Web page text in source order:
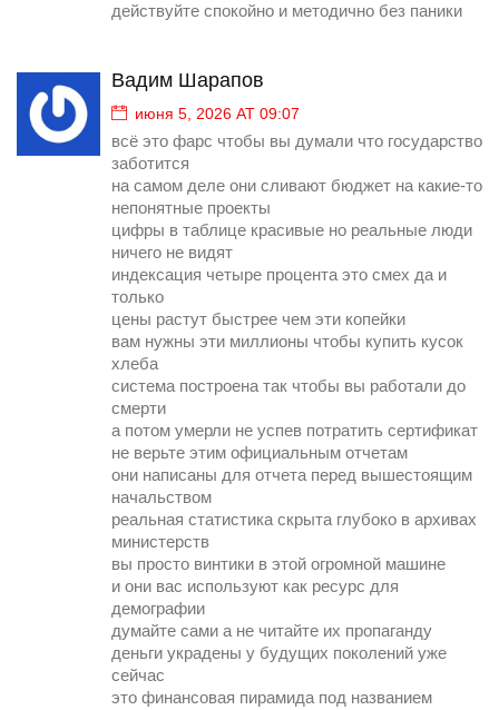
действуйте спокойно и методично без паники
Вадим Шарапов
июня 5, 2026 AT 09:07
всё это фарс чтобы вы думали что государство
заботится
на самом деле они сливают бюджет на какие-то
непонятные проекты
цифры в таблице красивые но реальные люди
ничего не видят
индексация четыре процента это смех да и
только
цены растут быстрее чем эти копейки
вам нужны эти миллионы чтобы купить кусок
хлеба
система построена так чтобы вы работали до
смерти
а потом умерли не успев потратить сертификат
не верьте этим официальным отчетам
они написаны для отчета перед вышестоящим
начальством
реальная статистика скрыта глубоко в архивах
министерств
вы просто винтики в этой огромной машине
и они вас используют как ресурс для
демографии
думайте сами а не читайте их пропаганду
деньги украдены у будущих поколений уже
сейчас
это финансовая пирамида под названием